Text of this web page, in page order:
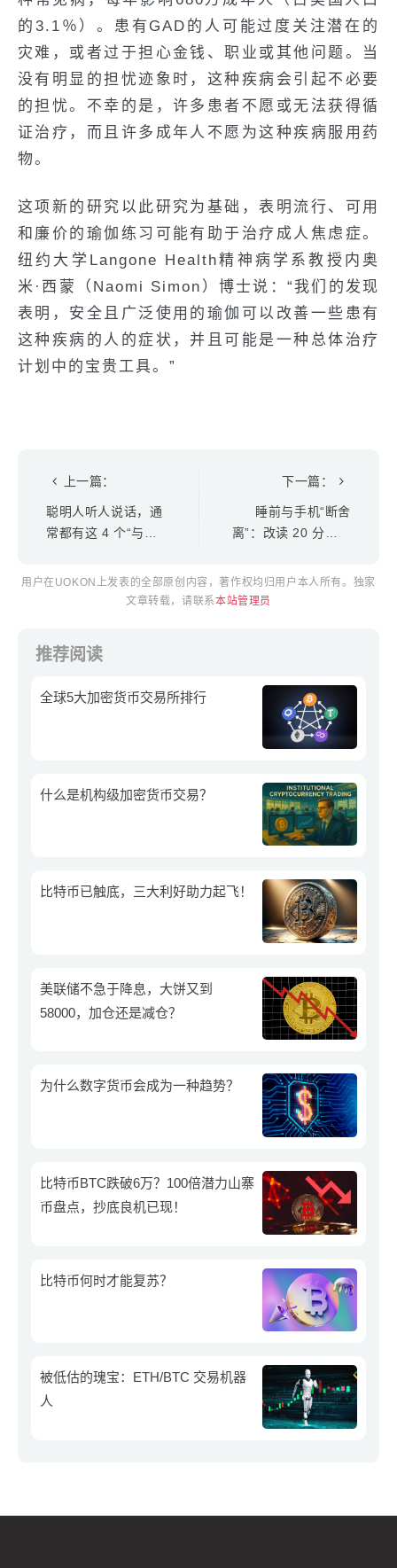
的3.1％）。患有GAD的人可能过度关注潜在的
灾难，或者过于担心金钱、职业或其他问题。当
没有明显的担忧迹象时，这种疾病会引起不必要
的担忧。不幸的是，许多患者不愿或无法获得循
证治疗，而且许多成年人不愿为这种疾病服用药
物。
这项新的研究以此研究为基础，表明流行、可用
和廉价的瑜伽练习可能有助于治疗成人焦虑症。
纽约大学Langone Health精神病学系教授内奥
米·西蒙（Naomi Simon）博士说：“我们的发现
表明，安全且广泛使用的瑜伽可以改善一些患有
这种疾病的人的症状，并且可能是一种总体治疗
计划中的宝贵工具。”
上一篇：
聪明人听人说话，通
常都有这 4 个“与众
下一篇：
睡前与手机“断舍
离”：改读 20 分钟的
化
用户在UOKON上发表的全部原创内容，著作权均归用户本人所有。独家
文章转载，请联系本站管理员
推荐阅读
全球5大加密货币交易所排行
什么是机构级加密货币交易？
比特币已触底，三大利好助力起飞！
美联储不急于降息，大饼又到
58000，加仓还是减仓？
为什么数字货币会成为一种趋势？
比特币BTC跌破6万？100倍潜力山寨
币盘点，抄底良机已现！
比特币何时才能复苏？
被低估的瑰宝：ETH/BTC 交易机器
人